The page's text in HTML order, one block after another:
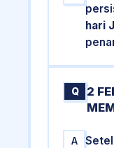
hari
Q
2
A